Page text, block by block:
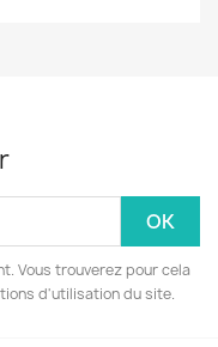
Vous trouverez pour cela
d'utilisation du site.